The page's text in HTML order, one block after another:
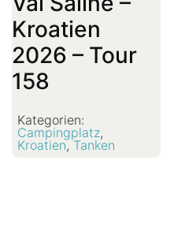
Kroatien
2026 – Tour
158
Kategorien:
Campingplatz,
Kroatien,Tanken